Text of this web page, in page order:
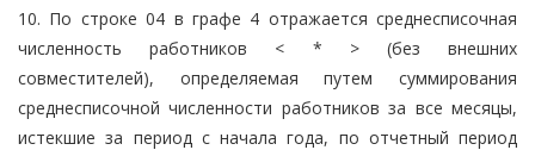
10. По строке 04 в графе 4 отражается среднесписочная
численность работников < * > (без внешних
совместителей), определяемая путем суммирования
среднесписочной численности работников за все месяцы,
истекшие за период с начала года, по отчетный период